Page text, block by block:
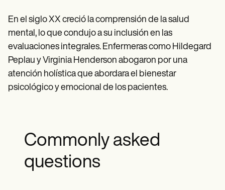
En el siglo XX creció la comprensión de la salud
mental, lo que condujo a su inclusión en las
evaluaciones integrales. Enfermeras como Hildegard
Peplau y Virginia Henderson abogaron por una
atención holística que abordara el bienestar
psicológico y emocional de los pacientes.
Commonly asked
questions